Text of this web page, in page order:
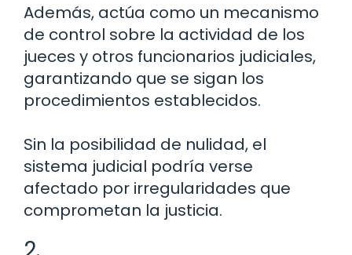
Además, actúa como un mecanismo
de control sobre la actividad de los
jueces y otros funcionarios judiciales,
garantizando que se sigan los
procedimientos establecidos.
Sin la posibilidad de nulidad, el
sistema judicial podría verse
afectado por irregularidades que
comprometan la justicia.